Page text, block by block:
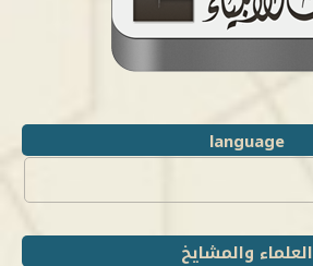
language
العلماء والمشايخ